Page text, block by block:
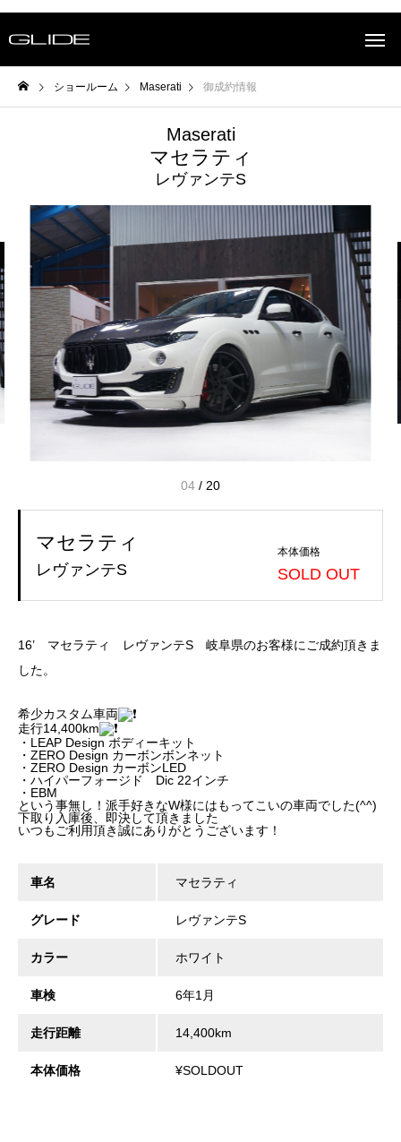
ショールーム Maserati 御成約情報
Maserati
マセラティ
レヴァンテS
04 / 20
マセラティ
レヴァンテS
本体価格
SOLD OUT
16’ マセラティ レヴァンテS 岐阜県のお客様にご成約頂きま
した。
希少カスタム車両
走行14,400km
・LEAP Design ボディーキット
・ZERO Design カーボンボンネット
・ZERO Design カーボンLED
・ハイパーフォージド Dic 22インチ
・EBM
という事無し！派手好きなW様にはもってこいの車両でした(^^)
下取り入庫後、即決して頂きました
いつもご利用頂き誠にありがとうございます！
車名 マセラティ
グレード レヴァンテS
カラー ホワイト
車検 6年1月
走行距離 14,400km
本体価格 ¥SOLDOUT